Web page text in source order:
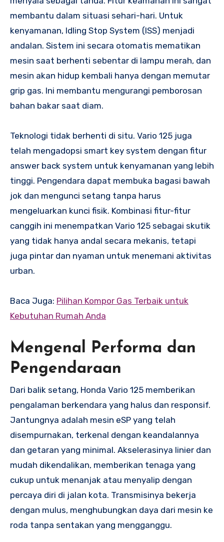
membantu dalam situasi sehari-hari. Untuk
kenyamanan, Idling Stop System (ISS) menjadi
andalan. Sistem ini secara otomatis mematikan
mesin saat berhenti sebentar di lampu merah, dan
mesin akan hidup kembali hanya dengan memutar
grip gas. Ini membantu mengurangi pemborosan
bahan bakar saat diam.
Teknologi tidak berhenti di situ. Vario 125 juga
telah mengadopsi smart key system dengan fitur
answer back system untuk kenyamanan yang lebih
tinggi. Pengendara dapat membuka bagasi bawah
jok dan mengunci setang tanpa harus
mengeluarkan kunci fisik. Kombinasi fitur-fitur
canggih ini menempatkan Vario 125 sebagai skutik
yang tidak hanya andal secara mekanis, tetapi
juga pintar dan nyaman untuk menemani aktivitas
urban.
Baca Juga: Pilihan Kompor Gas Terbaik untuk
Kebutuhan Rumah Anda
Mengenal Performa dan
Pengendaraan
Dari balik setang, Honda Vario 125 memberikan
pengalaman berkendara yang halus dan responsif.
Jantungnya adalah mesin eSP yang telah
disempurnakan, terkenal dengan keandalannya
dan getaran yang minimal. Akselerasinya linier dan
mudah dikendalikan, memberikan tenaga yang
cukup untuk menanjak atau menyalip dengan
percaya diri di jalan kota. Transmisinya bekerja
dengan mulus, menghubungkan daya dari mesin ke
roda tanpa sentakan yang mengganggu.